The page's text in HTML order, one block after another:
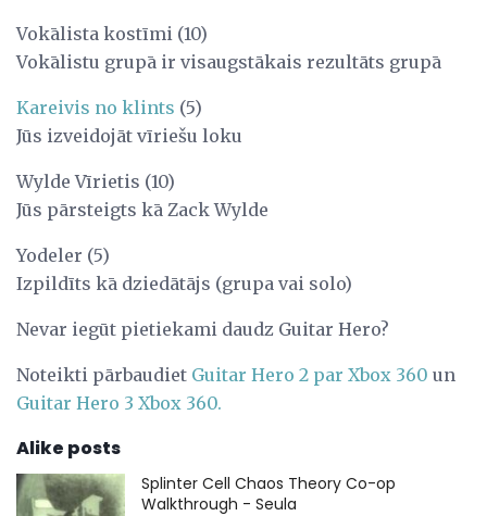
Vokālista kostīmi (10)
Vokālistu grupā ir visaugstākais rezultāts grupā
Kareivis no klints (5)
Jūs izveidojāt vīriešu loku
Wylde Vīrietis (10)
Jūs pārsteigts kā Zack Wylde
Yodeler (5)
Izpildīts kā dziedātājs (grupa vai solo)
Nevar iegūt pietiekami daudz Guitar Hero?
Noteikti pārbaudiet Guitar Hero 2 par Xbox 360 un
Guitar Hero 3 Xbox 360.
Alike posts
Splinter Cell Chaos Theory Co-op
Walkthrough - Seula